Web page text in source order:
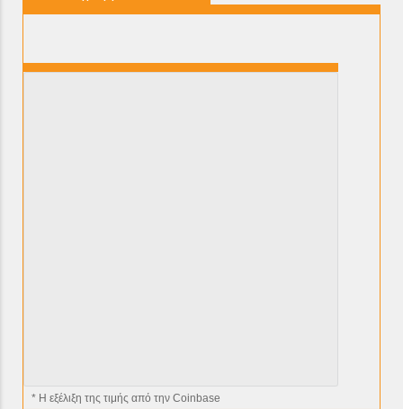
* H εξέλιξη της τιμής από την Coinbase